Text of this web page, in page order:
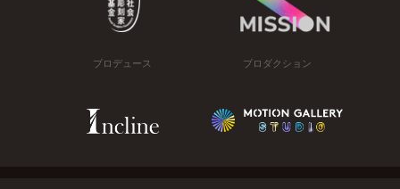
プロデュース プロダクション